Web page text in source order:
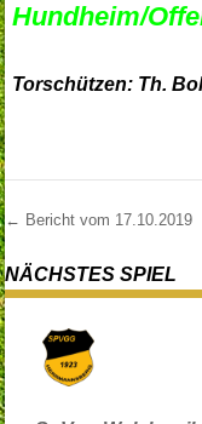
Hundheim/
Torschützen: Th.
Post
← Bericht vom 17.10.2019
NÄCHSTES SPIEL